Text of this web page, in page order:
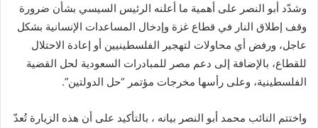
وشدّد أبو النصر على أهمية ما أعلنه الرئيس السيسي بشأن ضرورة
وقف إطلاق النار في قطاع غزة وإدخال المساعدات الإنسانية بشكل
عاجل، ورفض أي محاولات لتهجير الفلسطينيين أو إعادة الاحتلال
للقطاع، بالإضافة إلى دعم مصر للمبادرات السعودية لحل القضية
الفلسطينية، وعلى رأسها مخرجات مؤتمر “حل الدولتين”.
واختتم النائب محمد أبو النصر بيانه ، بالتأكيد على أن هذه الزيارة تُعدّ